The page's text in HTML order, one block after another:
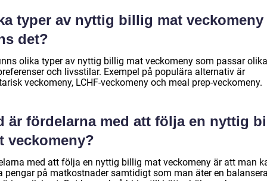
typer av nyttig billig mat veckomeny
det?
olika typer av nyttig billig mat veckomeny som passar olika
och livsstilar. Exempel på populära alternativ är
veckomeny, LCHF-veckomeny och meal prep-veckomeny.
är fördelarna med att följa en nyttig
veckomeny?
med att följa en nyttig billig mat veckomeny är att man
pengar på matkostnader samtidigt som man äter en